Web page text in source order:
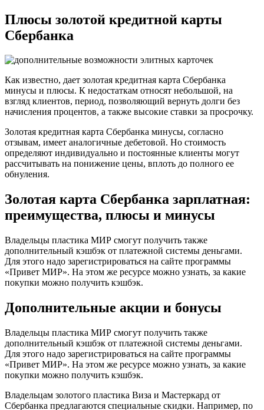
Плюсы золотой кредитной карты
Сбербанка
Как известно, дает золотая кредитная карта Сбербанка
минусы и плюсы. К недостаткам относят небольшой, на
взгляд клиентов, период, позволяющий вернуть долги без
начисления процентов, а также высокие ставки за просрочку.
Золотая кредитная карта Сбербанка минусы, согласно
отзывам, имеет аналогичные дебетовой. Но стоимость
определяют индивидуально и постоянные клиенты могут
рассчитывать на понижение цены, вплоть до полного ее
обнуления.
Золотая карта Сбербанка зарплатная:
преимущества, плюсы и минусы
Владельцы пластика МИР смогут получить также
дополнительный кэшбэк от платежной системы деньгами.
Для этого надо зарегистрироваться на сайте программы
«Привет МИР». На этом же ресурсе можно узнать, за какие
покупки можно получить кэшбэк.
Дополнительные акции и бонусы
Владельцы пластика МИР смогут получить также
дополнительный кэшбэк от платежной системы деньгами.
Для этого надо зарегистрироваться на сайте программы
«Привет МИР». На этом же ресурсе можно узнать, за какие
покупки можно получить кэшбэк.
Владельцам золотого пластика Виза и Мастеркард от
Сбербанка предлагаются специальные скидки. Например, по